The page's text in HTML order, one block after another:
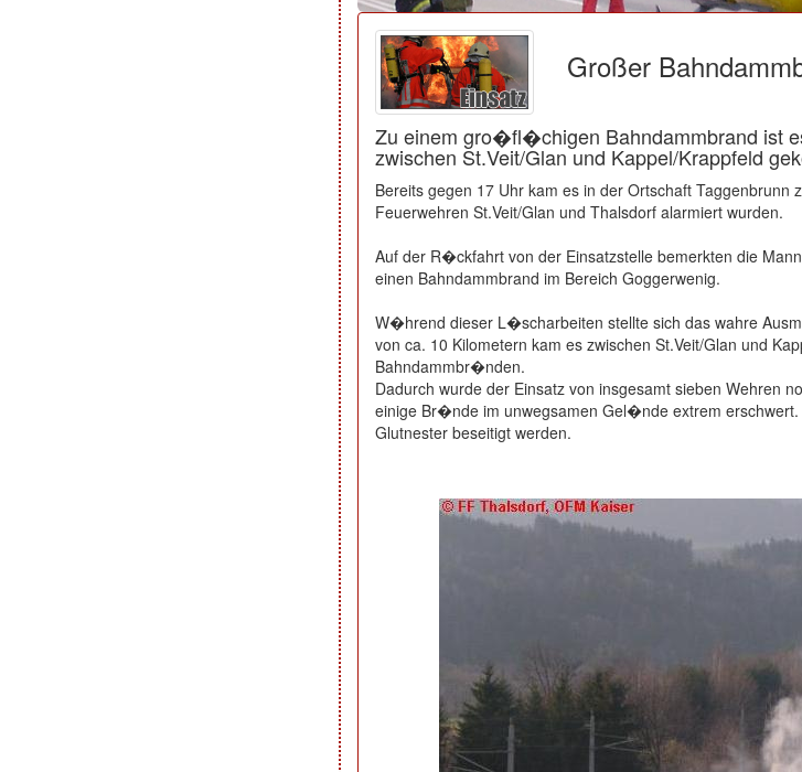
Großer
Zu einem gro�fl�chigen Bahndammbrand ist
zwischen St.Veit/Glan und Kappel/Krappfeld
Bereits gegen 17 Uhr kam es in der Ortschaft Taggenbrunn
Feuerwehren St.Veit/Glan und Thalsdorf alarmiert wurden.
Auf der R�ckfahrt von der Einsatzstelle bemerkten die
einen Bahndammbrand im Bereich Goggerwenig.
W�hrend dieser L�scharbeiten stellte sich das wahre
von ca. 10 Kilometern kam es zwischen St.Veit/Glan und
Bahndammbr�nden.
Dadurch wurde der Einsatz von insgesamt sieben Wehren
einige Br�nde im unwegsamen Gel�nde extrem
Glutnester beseitigt werden.